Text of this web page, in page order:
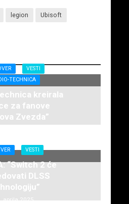
legion Ubisoft
VESTI
TECHNICA
kreirala
za fanove
Zvezda”
VESTI
“Switch 2 će
DLSS
aprila 2025.